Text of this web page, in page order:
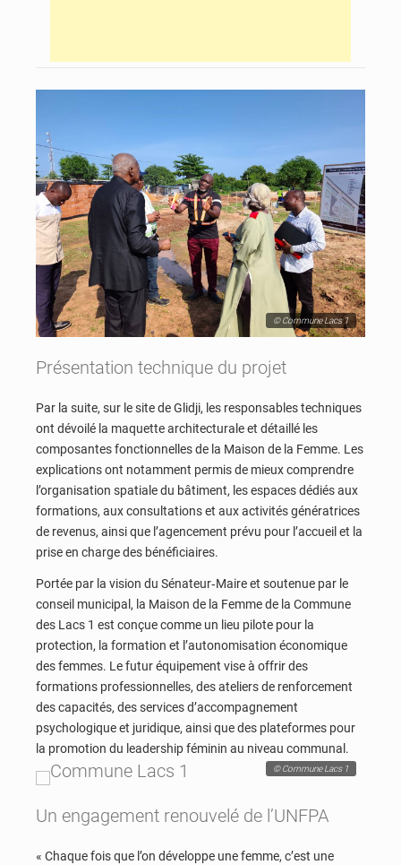
© Commune Lacs 1
Présentation technique du projet
Par la suite, sur le site de Glidji, les responsables techniques
ont dévoilé la maquette architecturale et détaillé les
composantes fonctionnelles de la Maison de la Femme. Les
explications ont notamment permis de mieux comprendre
l’organisation spatiale du bâtiment, les espaces dédiés aux
formations, aux consultations et aux activités génératrices
de revenus, ainsi que l’agencement prévu pour l’accueil et la
prise en charge des bénéficiaires.
Portée par la vision du Sénateur‑Maire et soutenue par le
conseil municipal, la Maison de la Femme de la Commune
des Lacs 1 est conçue comme un lieu pilote pour la
protection, la formation et l’autonomisation économique
des femmes. Le futur équipement vise à offrir des
formations professionnelles, des ateliers de renforcement
des capacités, des services d’accompagnement
psychologique et juridique, ainsi que des plateformes pour
la promotion du leadership féminin au niveau communal.
© Commune Lacs 1
Un engagement renouvelé de l’UNFPA
« Chaque fois que l’on développe une femme, c’est une